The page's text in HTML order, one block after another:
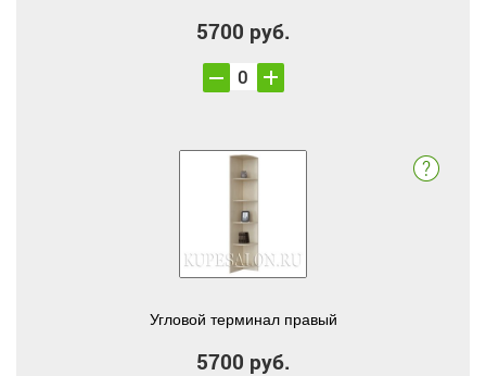
5700 руб.
Угловой терминал правый
5700 руб.